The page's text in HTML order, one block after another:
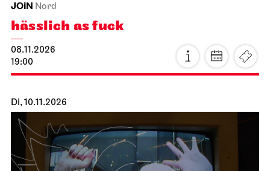
JOiN Nord
hässlich as fuck
08.11.2026
19:00
Di, 10.11.2026